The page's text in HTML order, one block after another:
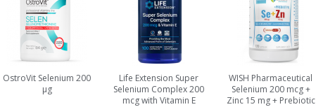
OstroVit Selenium 200
µg
Life Extension Super
Selenium Complex 200
mcg with Vitamin E
WISH Pharmaceutical
Selenium 200 mcg +
Zinc 15 mg + Prebiotic